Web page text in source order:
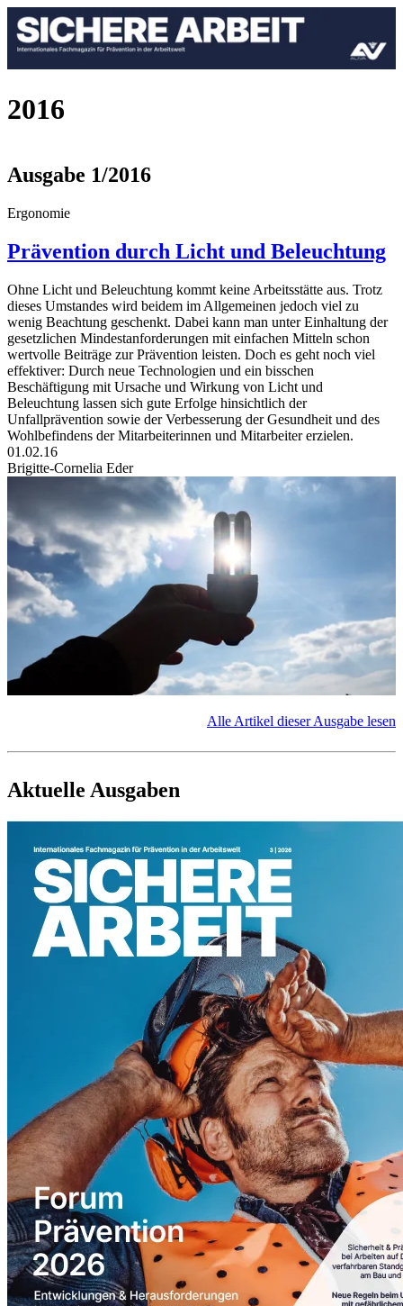
2016
Ausgabe 1/2016
Ergonomie
Prävention durch Licht und Beleuchtung
Ohne Licht und Beleuchtung kommt keine Arbeitsstätte aus. Trotz
dieses Umstandes wird beidem im Allgemeinen jedoch viel zu
wenig Beachtung geschenkt. Dabei kann man unter Einhaltung der
gesetzlichen Mindestanforderungen mit einfachen Mitteln schon
wertvolle Beiträge zur Prävention leisten. Doch es geht noch viel
effektiver: Durch neue Technologien und ein bisschen
Beschäftigung mit Ursache und Wirkung von Licht und
Beleuchtung lassen sich gute Erfolge hinsichtlich der
Unfallprävention sowie der Verbesserung der Gesundheit und des
Wohlbefindens der Mitarbeiterinnen und Mitarbeiter erzielen.
01.02.16
Brigitte-Cornelia Eder
Alle Artikel dieser Ausgabe lesen
Aktuelle Ausgaben